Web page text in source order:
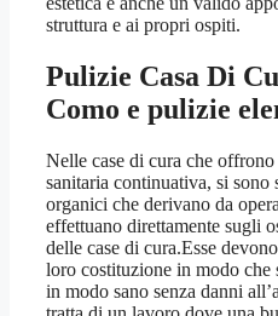
struttura e ai propri ospiti.
Pulizie Casa Di
Como e pulizie
Nelle case di cura che offrono
sanitaria continuativa, si
organici che derivano da
effettuano direttamente sugli
delle case di cura.Esse
loro costituzione in modo
in modo sano senza danni